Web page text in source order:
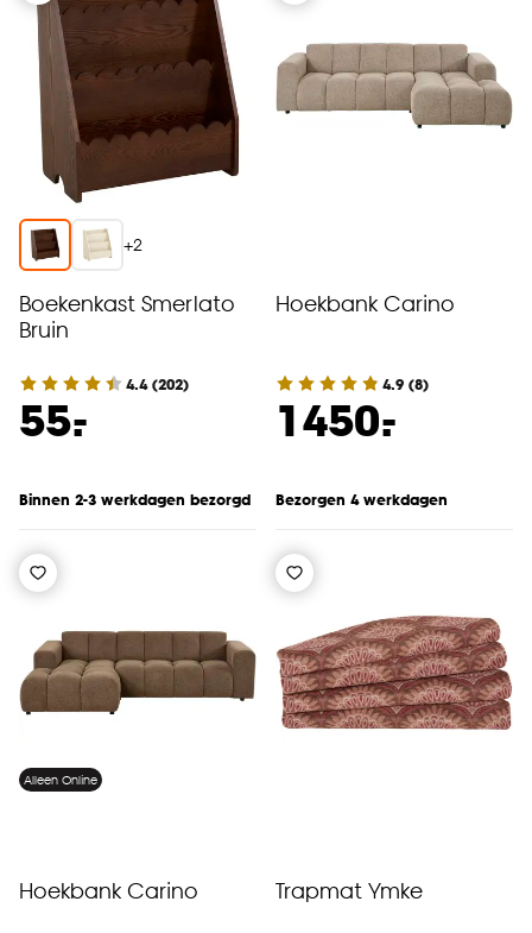
+2
Boekenkast Smerlato
Bruin
4.4(202)
55.
-
Binnen 2-3 werkdagen bezorgd
Hoekbank Carino
4.9 (8)
1450.
-
Bezorgen 4 werkdagen
Alleen Online
Hoekbank Carino Trapmat Ymke